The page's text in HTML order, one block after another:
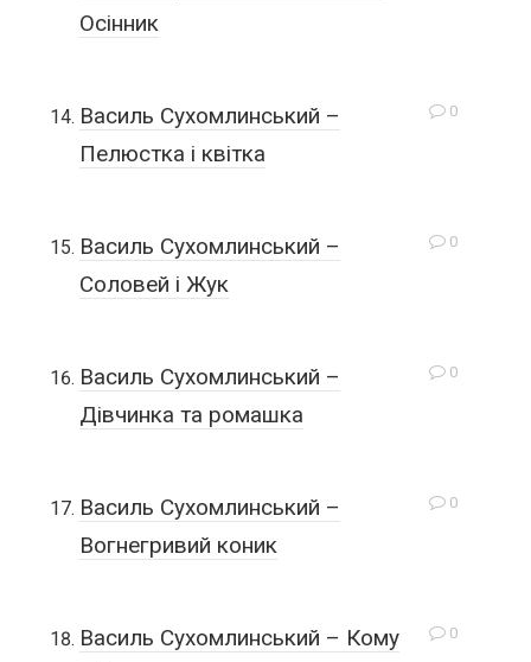
Осінник
0
Василь Сухомлинський –
Пелюстка і квітка
0
Василь Сухомлинський –
Соловей і Жук
0
Василь Сухомлинський –
Дівчинка та ромашка
0
Василь Сухомлинський –
Вогнегривий коник
0
Василь Сухомлинський – Кому